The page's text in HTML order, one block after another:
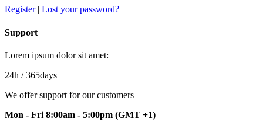
Register| Lost your password?
Support
Lorem ipsum dolor sit amet:
24h / 365days
We offer support for our customers
Mon - Fri 8:00am - 5:00pm (GMT +1)